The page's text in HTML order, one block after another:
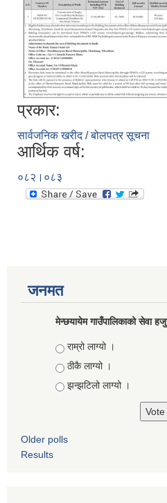
प्रकार:
सार्वजनिक खरीद / बोलपत्र सूचना
आर्थिक वर्ष:
०८२।०८३
जनमत
मेन्छयायेम गाउँपालिकाको सेवा
Choices
राम्रो लाग्यो ।
ठीकै लाग्यो ।
झन्झटिलो लाग्यो ।
Older polls
Results